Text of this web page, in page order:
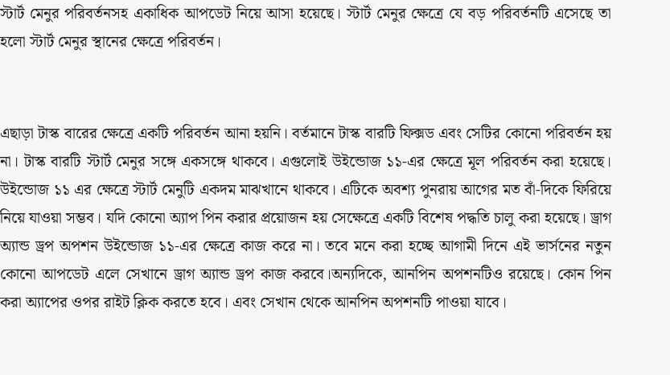
স্টার্ট মেনুর পরিবর্তনসহ একাধিক আপডেট নিয়ে আসা হয়েছে। স্টার্ট মেনুর ক্ষেত্রে যে বড় পরিবর্তনটি এসেছে তা
হলো স্টার্ট মেনুর স্থানের ক্ষেত্রে পরিবর্তন।
এছাড়া টাস্ক বারের ক্ষেত্রে একটি পরিবর্তন আনা হয়নি। বর্তমানে টাস্ক বারটি ফিক্সড এবং সেটির কোনো পরিবর্তন হয়
না। টাস্ক বারটি স্টার্ট মেনুর সঙ্গে একসঙ্গে থাকবে। এগুলোই উইন্ডোজ ১১-এর ক্ষেত্রে মূল পরিবর্তন করা হয়েছে।
উইন্ডোজ ১১ এর ক্ষেত্রে স্টার্ট মেনুটি একদম মাঝখানে থাকবে। এটিকে অবশ্য পুনরায় আগের মত বাঁ-দিকে ফিরিয়ে
নিয়ে যাওয়া সম্ভব। যদি কোনো অ্যাপ পিন করার প্রয়োজন হয় সেক্ষেত্রে একটি বিশেষ পদ্ধতি চালু করা হয়েছে। ড্রাগ
অ্যান্ড ড্রপ অপশন উইন্ডোজ ১১-এর ক্ষেত্রে কাজ করে না। তবে মনে করা হচ্ছে আগামী দিনে এই ভার্সনের নতুন
কোনো আপডেট এলে সেখানে ড্রাগ অ্যান্ড ড্রপ কাজ করবে।অন্যদিকে, আনপিন অপশনটিও রয়েছে। কোন পিন
করা অ্যাপের ওপর রাইট ক্লিক করতে হবে। এবং সেখান থেকে আনপিন অপশনটি পাওয়া যাবে।